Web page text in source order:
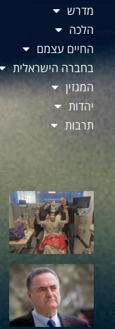
מדרש
הלכה
החיים עצמם
בחברה הישראלית
המגזין
יהדות
תרבות